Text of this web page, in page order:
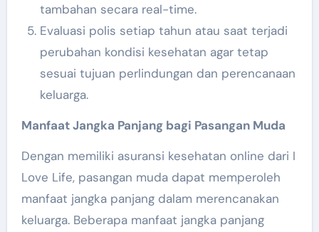
tambahan secara real-time.
Evaluasi polis setiap tahun atau saat terjadi
perubahan kondisi kesehatan agar tetap
sesuai tujuan perlindungan dan perencanaan
keluarga.
Manfaat Jangka Panjang bagi Pasangan Muda
Dengan memiliki asuransi kesehatan online dari I
Love Life, pasangan muda dapat memperoleh
manfaat jangka panjang dalam merencanakan
keluarga. Beberapa manfaat jangka panjang